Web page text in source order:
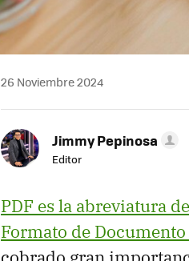
26 Noviembre 2024
Jimmy Pepinosa
Editor
PDF es la abreviatura
Formato de